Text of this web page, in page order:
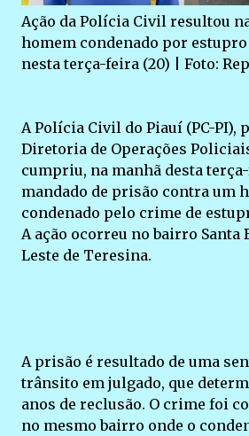
Ação da Polícia Civil resultou
homem condenado por
nesta terça-feira (20) | Foto:
A Polícia Civil do Piauí (PC-PI),
Diretoria de Operações
cumpriu, na manhã desta
mandado de prisão contra um
condenado pelo crime de
A ação ocorreu no bairro Santa
Leste de Teresina.
A prisão é resultado de uma
trânsito em julgado, que
anos de reclusão. O crime foi
no mesmo bairro onde o